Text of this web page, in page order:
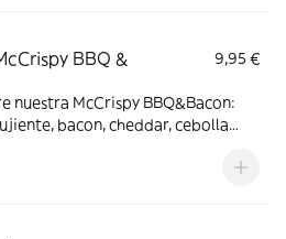
BBQ &
9,95 €
BBQ&Bacon:
bacon, cheddar, cebolla
trigo con copos de patata. ¡Sabor